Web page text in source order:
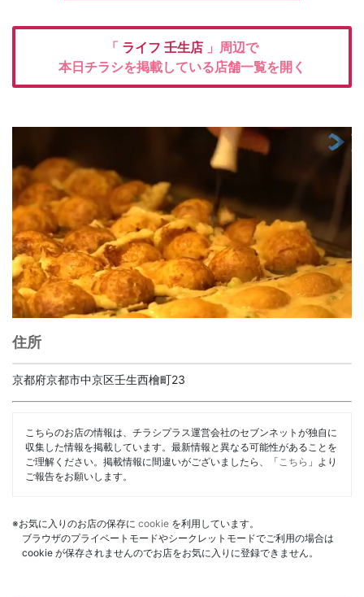
「 ライフ 壬生店 」周辺で
本日チラシを掲載している店舗一覧を開く
住所
京都府京都市中京区壬生西檜町23
こちらのお店の情報は、チラシプラス運営会社のセブンネットが独自に
収集した情報を掲載しています。最新情報と異なる可能性があることを
ご理解ください。掲載情報に間違いがございましたら、「 こちら 」より
ご報告をお願いします。
※お気に入りのお店の保存に cookie を利用しています。
ブラウザのプライベートモードやシークレットモードでご利用の場合は
cookie が保存されませんのでお店をお気に入りに登録できません。